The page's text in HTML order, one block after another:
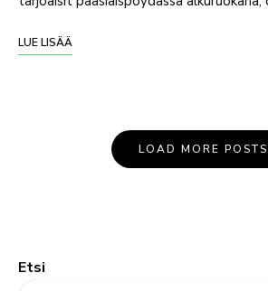
LUE LISÄÄ
LOAD MORE POSTS
Etsi